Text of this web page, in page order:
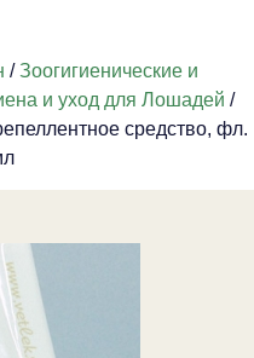
/Зоогигиенические и
и уход для Лошадей /
средство, фл.